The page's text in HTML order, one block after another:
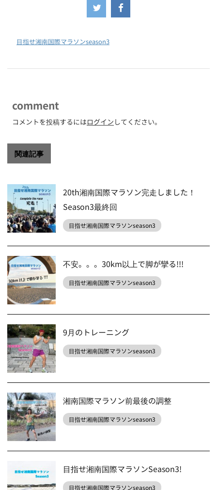
目指せ湘南国際マラソンseason3
comment
コメントを投稿するにはログイン してください。
関連記事
20th湘南国際マラソン完走しました！
Season3最終回
目指せ湘南国際マラソンseason3
不安。。。30km以上で脚が攣る!!!
目指せ湘南国際マラソンseason3
9月のトレーニング
目指せ湘南国際マラソンseason3
湘南国際マラソン前最後の調整
目指せ湘南国際マラソンseason3
目指せ湘南国際マラソンSeason3!
目指せ湘南国際マラソンseason3